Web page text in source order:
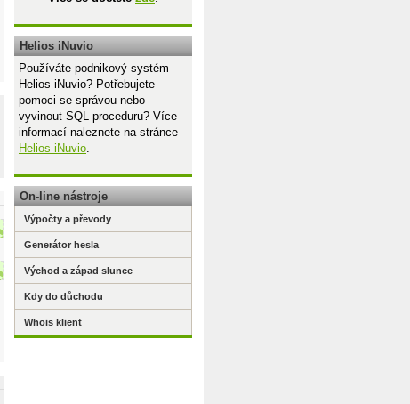
Helios iNuvio
Používáte podnikový systém
Helios iNuvio? Potřebujete
pomoci se správou nebo
vyvinout SQL proceduru? Více
informací naleznete na stránce
Helios iNuvio.
On-line nástroje
Výpočty a převody
Generátor hesla
Východ a západ slunce
Kdy do důchodu
Whois klient